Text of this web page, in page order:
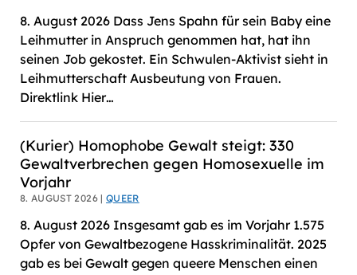
8. August 2026 Dass Jens Spahn für sein Baby eine
Leihmutter in Anspruch genommen hat, hat ihn
seinen Job gekostet. Ein Schwulen-Aktivist sieht in
Leihmutterschaft Ausbeutung von Frauen.
Direktlink Hier…
(Kurier) Homophobe Gewalt steigt: 330
Gewaltverbrechen gegen Homosexuelle im
Vorjahr
8. AUGUST 2026 |QUEER
8. August 2026 Insgesamt gab es im Vorjahr 1.575
Opfer von Gewaltbezogene Hasskriminalität. 2025
gab es bei Gewalt gegen queere Menschen einen